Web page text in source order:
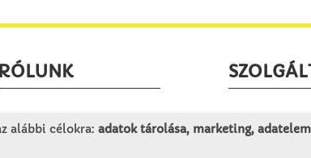
RÓLUNK
Minden egy
alábbi célokra: adatok tárolása, marketing,